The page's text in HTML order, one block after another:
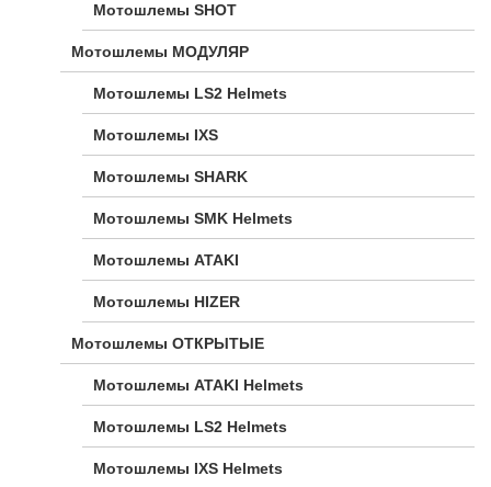
Мотошлемы SHOT
Мотошлемы МОДУЛЯР
Мотошлемы LS2 Helmets
Мотошлемы IXS
Мотошлемы SHARK
Мотошлемы SMK Helmets
Мотошлемы ATAKI
Мотошлемы HIZER
Мотошлемы ОТКРЫТЫЕ
Мотошлемы ATAKI Helmets
Мотошлемы LS2 Helmets
Мотошлемы IXS Helmets